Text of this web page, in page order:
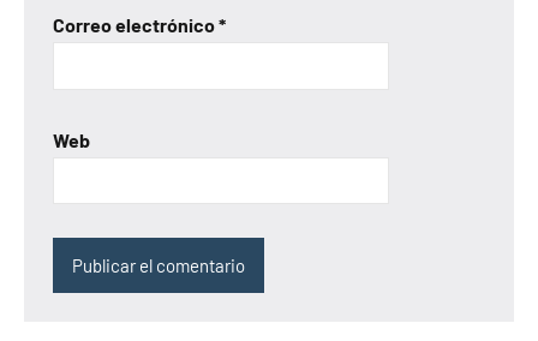
Correo electrónico*
Web